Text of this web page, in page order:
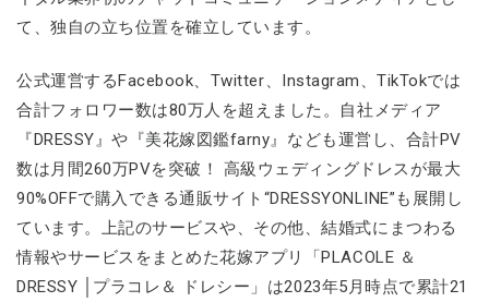
て、独自の立ち位置を確立しています。
公式運営するFacebook、Twitter、Instagram、TikTokでは
合計フォロワー数は80万人を超えました。自社メディア
『DRESSY』や『美花嫁図鑑farny』なども運営し、合計PV
数は月間260万PVを突破！ 高級ウェディングドレスが最大
90%OFFで購入できる通販サイト“DRESSYONLINE”も展開し
ています。上記のサービスや、その他、結婚式にまつわる
情報やサービスをまとめた花嫁アプリ「PLACOLE ＆
DRESSY │プラコレ＆ ドレシー」は2023年5月時点で累計21